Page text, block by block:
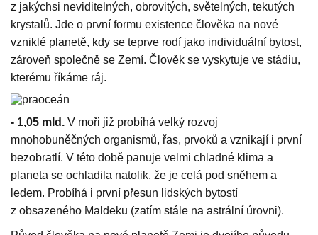
z jakýchsi neviditelných, obrovitých, světelných, tekutých
krystalů. Jde o první formu existence člověka na nové
vzniklé planetě, kdy se teprve rodí jako individuální bytost,
zároveň společně se Zemí. Člověk se vyskytuje ve stádiu,
kterému říkáme ráj.
- 1,05 mld. V moři již probíhá velký rozvoj
mnohobuněčných organismů, řas, prvoků a vznikají i první
bezobratlí. V této době panuje velmi chladné klima a
planeta se ochladila natolik, že je celá pod sněhem a
ledem. Probíhá i první přesun lidských bytostí
z obsazeného Maldeku (zatím stále na astrální úrovni).